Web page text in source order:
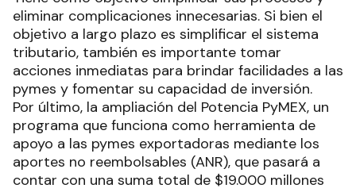
eliminar complicaciones innecesarias. Si bien el
objetivo a largo plazo es simplificar el sistema
tributario, también es importante tomar
acciones inmediatas para brindar facilidades a las
pymes y fomentar su capacidad de inversión.
Por último, la ampliación del Potencia PyMEX, un
programa que funciona como herramienta de
apoyo a las pymes exportadoras mediante los
aportes no reembolsables (ANR), que pasará a
contar con una suma total de $19.000 millones